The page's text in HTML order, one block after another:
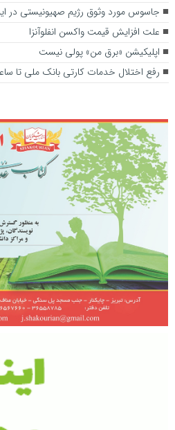
جاسوس مورد وثوق رژیم صهیونیستی در
علت افزایش قیمت واکسن انفلوآنزا
اپلیکیشن «برق من» پولی نیست
رفع اختلال خدمات کارتی بانک ملی تا